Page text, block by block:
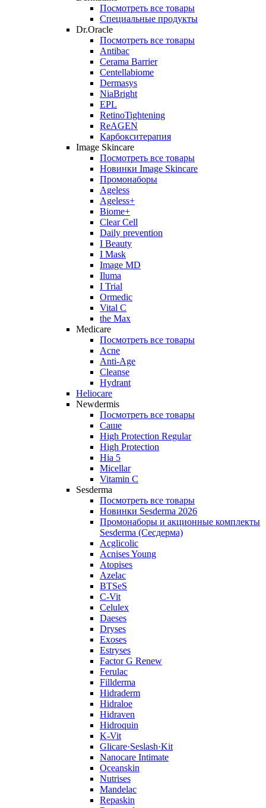
Посмотреть все товары
Специальные продукты
Dr.Oracle
Посмотреть все товары
Antibac
Cerama Barrier
Centellabiome
Dermasys
NiaBright
EPL
RetinoTightening
ReAGEN
Карбокситерапия
Image Skincare
Посмотреть все товары
Новинки Image Skincare
Промонаборы
Ageless
Ageless+
Biome+
Clear Cell
Daily prevention
I Beauty
I Mask
Image MD
Iluma
I Trial
Ormedic
Vital C
the Max
Medicare
Посмотреть все товары
Acne
Anti‑Age
Cleanse
Hydrant
Heliocare
Newdermis
Посмотреть все товары
Саше
High Protection Regular
High Protection
Hia 5
Micellar
Vitamin C
Sesderma
Посмотреть все товары
Новинки Sesderma 2026
Промонаборы и акционные комплекты
Sesderma (Сесдерма)
Acglicolic
Acnises Young
Atopises
Azelac
BTSeS
C‑Vit
Celulex
Daeses
Dryses
Exoses
Estryses
Factor G Renew
Ferulac
Fillderma
Hidraderm
Hidraloe
Hidraven
Hidroquin
K-Vit
Glicare·Seslash·Kit
Nanocare Intimate
Oceanskin
Nutrises
Mandelac
Repaskin